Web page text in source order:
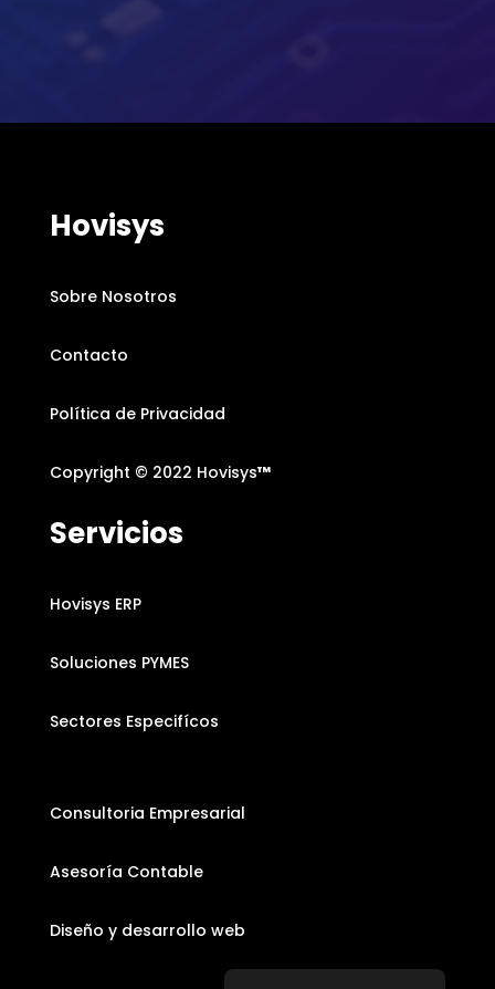
Hovisys
Sobre Nosotros
Contacto
Política de Privacidad
Copyright © 2022 Hovisys™
Servicios
Hovisys ERP
Soluciones PYMES
Sectores Especifícos
Consultoria Empresarial
Asesoría Contable
Diseño y desarrollo web